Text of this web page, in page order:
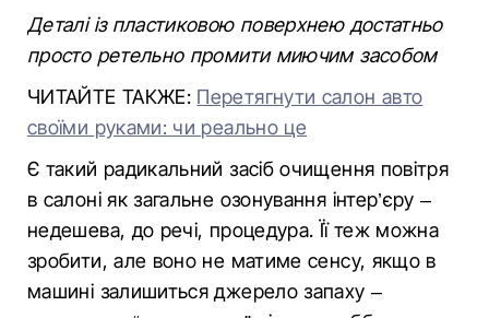
Деталі із пластиковою поверхнею достатньо
просто ретельно промити миючим засобом
ЧИТАЙТЕ ТАКЖЕ: Перетягнути салон авто
своїми руками: чи реально це
Є такий радикальний засіб очищення повітря
в салоні як загальне озонування інтер’єру –
недешева, до речі, процедура. Її теж можна
зробити, але воно не матиме сенсу, якщо в
машині залишиться джерело запаху –